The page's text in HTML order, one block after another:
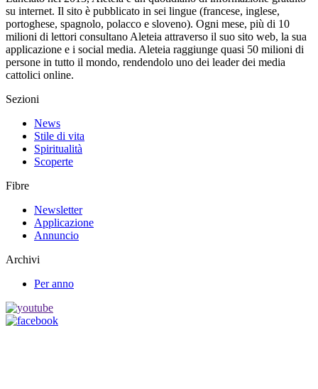
su internet. Il sito è pubblicato in sei lingue (francese, inglese,
portoghese, spagnolo, polacco e sloveno). Ogni mese, più di 10
milioni di lettori consultano Aleteia attraverso il suo sito web, la sua
applicazione e i social media. Aleteia raggiunge quasi 50 milioni di
persone in tutto il mondo, rendendolo uno dei leader dei media
cattolici online.
Sezioni
News
Stile di vita
Spiritualità
Scoperte
Fibre
Newsletter
Applicazione
Annuncio
Archivi
Per anno